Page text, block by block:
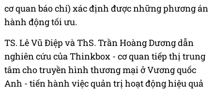
cơ quan báo chí) xác định được những phương án
hành động tối ưu.
TS. Lê Vũ Điệp và ThS. Trần Hoàng Dương dẫn
nghiên cứu của Thinkbox - cơ quan tiếp thị trung
tâm cho truyền hình thương mại ở Vương quốc
Anh - tiến hành việc quản trị hoạt động hiệu quả